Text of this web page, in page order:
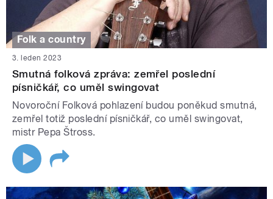
Folk a country
3. leden 2023
Smutná folková zpráva: zemřel poslední
písničkář, co uměl swingovat
Novoroční Folková pohlazení budou poněkud smutná,
zemřel totiž poslední písničkář, co uměl swingovat,
mistr Pepa Štross.